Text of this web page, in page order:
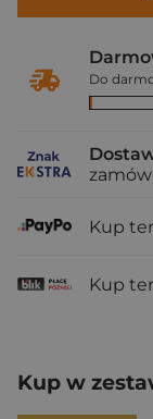
Do
Kup
Kup
Kup w